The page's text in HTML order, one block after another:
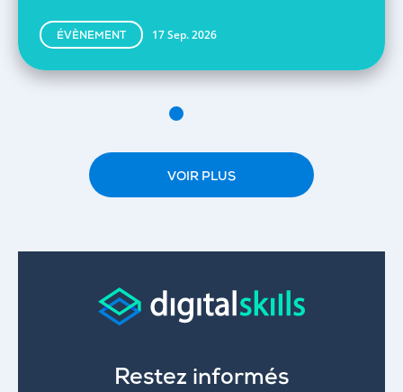
ÉVÈNEMENT 17 Sep. 2026
VOIR PLUS
Restez informés